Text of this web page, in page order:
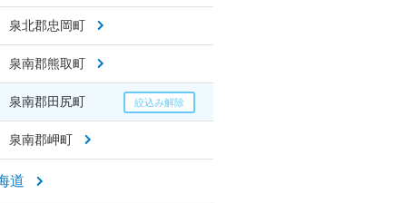
泉北郡忠岡町
泉南郡熊取町
泉南郡田尻町
泉南郡岬町
道